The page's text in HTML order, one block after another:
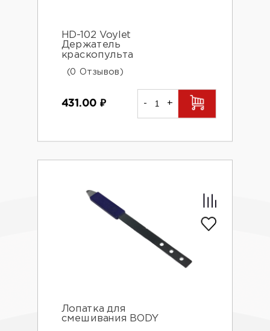
HD-102 Voylet
Держатель
краскопульта
(0 Отзывов)
431.00 ₽ - +
Лопатка для
смешивания BODY